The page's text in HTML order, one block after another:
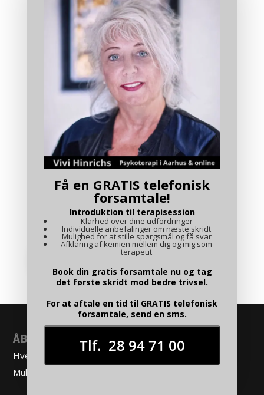
selvværd,Stress,Traume
VOKSE OP MED EN
SINDLIDENDE FORÆLDER
Dysfunktionelle mønster
Traume
FARMORENS ROLLE –
BEDSTEFORÆLDRE
Forældre-voksne
børn
SE ALLE INDLÆG
ÅBNINGSTIDER
Hverdage mellem 8.00 og 18.00.
Mulighed for fleksible tider; dag, aften og weekend.
Få en GRATIS telefonisk
forsamtale!
Introduktion til terapisession
Klarhed over dine udfordringer
Individuelle anbefalinger om næste skridt
Mulighed for at stille spørgsmål og få svar
Afklaring af kemien mellem dig og mig som
terapeut
Book din gratis forsamtale nu og tag
det første skridt mod bedre trivsel.
For at aftale en tid til GRATIS telefonisk
forsamtale, send en sms.
Tlf. 28 94 71 00